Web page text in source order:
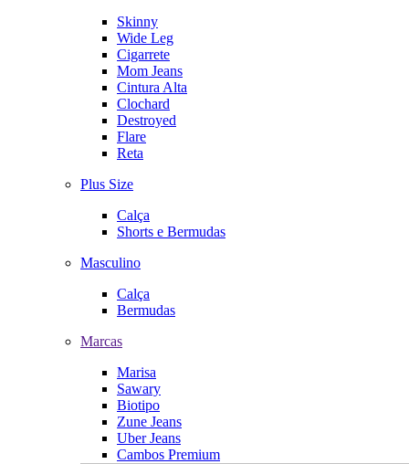
Skinny
Wide Leg
Cigarrete
Mom Jeans
Cintura Alta
Clochard
Destroyed
Flare
Reta
Plus Size
Calça
Shorts e Bermudas
Masculino
Calça
Bermudas
Marcas
Marisa
Sawary
Biotipo
Zune Jeans
Uber Jeans
Cambos Premium